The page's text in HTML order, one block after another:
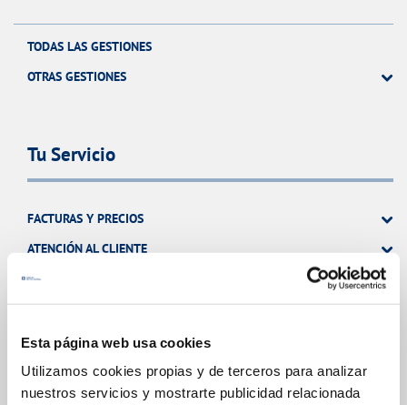
Esta página web usa cookies
Utilizamos cookies propias y de terceros para analizar
nuestros servicios y mostrarte publicidad relacionada
TODAS LAS GESTIONES
OTRAS GESTIONES
Tu Servicio
FACTURAS Y PRECIOS
ATENCIÓN AL CLIENTE
COMPROMISO DE SERVICIO
Tu Agua